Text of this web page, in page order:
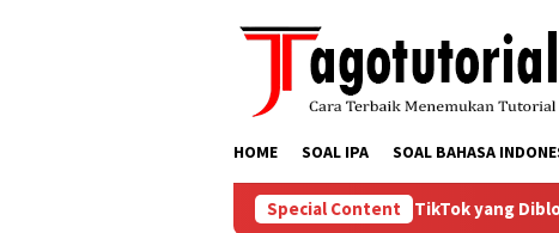
HOME SOAL IPA SOAL BAHASA
Special Content
Bagaimana Menyelesaikan Masalah Akun TikTok yang